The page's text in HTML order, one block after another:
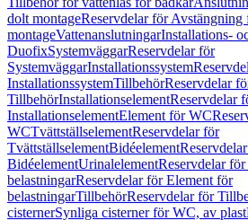
dolt montageReservdelar för Avstängning
montageVattenanslutningarInstallations-
DuofixSystemväggarReservdelar för
SystemväggarInstallationssystem
InstallationssystemTillbehörReservdelar
TillbehörInstallationselementReservdelar
InstallationselementElement för WC
WCTvättställselementReservdelar för
TvättställselementBidéelement
BidéelementUrinalelementReservdelar
belastningarReservdelar för Element för
belastningarTillbehörReservdelar för
cisternerSynliga cisterner för WC, av plast